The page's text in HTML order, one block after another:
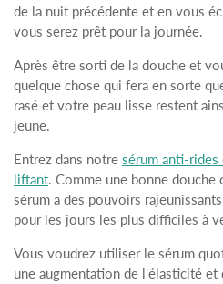
de la nuit précédente et en vous
vous serez prêt pour la journée.
Après être sorti de la douche et
quelque chose qui fera en sorte
rasé et votre peau lisse restent
jeune.
Entrez dans notre sérum anti-rides
liftant. Comme une bonne douche
sérum a des pouvoirs
pour les jours les plus difficiles à
Vous voudrez utiliser le sérum
une augmentation de l'élasticité